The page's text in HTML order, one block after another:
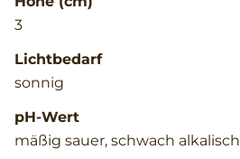
3
Lichtbedarf
sonnig
pH-Wert
mäßig sauer, schwach alkalisch